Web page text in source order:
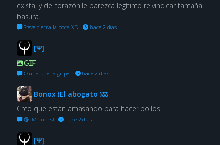
exista, y de corazón le parezca legítimo reivindicar tamaña
basura.
Steve cierra la boca XD · hace 2 días
[Ψ]
GIF
O una buena gripe. · hace 2 días
Bonox (El abogato )⚖
Creo que están amasando para hacer bollos
🔞 ¡Melunes! · hace 2 días
[Ψ]